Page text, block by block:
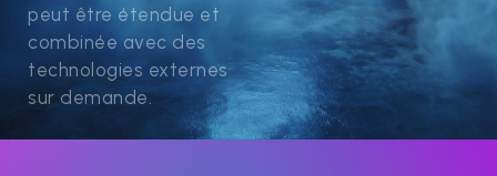
peut être étendue et
combinée avec des
technologies externes
sur demande.